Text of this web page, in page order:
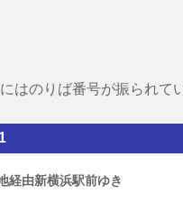
はのりば番号が振られて
経由新横浜駅前ゆき